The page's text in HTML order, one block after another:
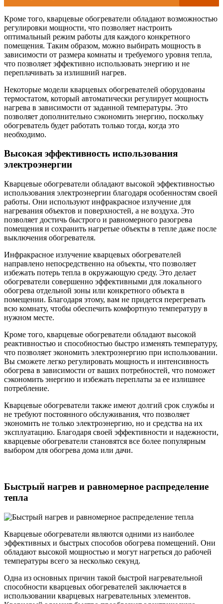
Кроме того, кварцевые обогреватели обладают возможностью
регулировки мощности, что позволяет настроить
оптимальный режим работы для каждого конкретного
помещения. Таким образом, можно выбирать мощность в
зависимости от размера комнаты и требуемого уровня тепла,
что позволяет эффективно использовать энергию и не
переплачивать за излишний нагрев.
Некоторые модели кварцевых обогревателей оборудованы
термостатом, который автоматически регулирует мощность
нагрева в зависимости от заданной температуры. Это
позволяет дополнительно сэкономить энергию, поскольку
обогреватель будет работать только тогда, когда это
необходимо.
Высокая эффективность использования
электроэнергии
Кварцевые обогреватели обладают высокой эффективностью
использования электроэнергии благодаря особенностям своей
работы. Они используют инфракрасное излучение для
нагревания объектов и поверхностей, а не воздуха. Это
позволяет достичь быстрого и равномерного разогрева
помещения и сохранить нагретые объекты в тепле даже после
выключения обогревателя.
Инфракрасное излучение кварцевых обогревателей
направлено непосредственно на объекты, что позволяет
избежать потерь тепла в окружающую среду. Это делает
обогреватели совершенно эффективными для локального
обогрева отдельной зоны или конкретного объекта в
помещении. Благодаря этому, вам не придется перегревать
всю комнату, чтобы обеспечить комфортную температуру в
нужном месте.
Кроме того, кварцевые обогреватели обладают высокой
реактивностью и способностью быстро изменять температуру,
что позволяет экономить электроэнергию при использовании.
Вы сможете легко регулировать мощность и интенсивность
обогрева в зависимости от ваших потребностей, что поможет
сэкономить энергию и избежать переплаты за ее излишнее
потребление.
Кварцевые обогреватели также имеют долгий срок службы и
не требуют постоянного обслуживания, что позволяет
экономить не только электроэнергию, но и средства на их
эксплуатацию. Благодаря своей эффективности и надежности,
кварцевые обогреватели становятся все более популярным
выбором для обогрева дома или дачи.
Быстрый нагрев и равномерное распределение
тепла
Кварцевые обогреватели являются одними из наиболее
эффективных и быстрых способов обогрева помещений. Они
обладают высокой мощностью и могут нагреться до рабочей
температуры всего за несколько секунд.
Одна из основных причин такой быстрой нагревательной
способности кварцевых обогревателей заключается в
использовании кварцевых нагревательных элементов.